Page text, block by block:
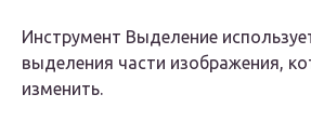
Инструмент Выделение
выделения части изображения,
изменить.